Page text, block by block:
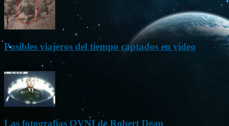
Posibles viajeros del tiempo captados en vídeo
Abr 13, 2013
Las fotografías OVNI de Robert Dean